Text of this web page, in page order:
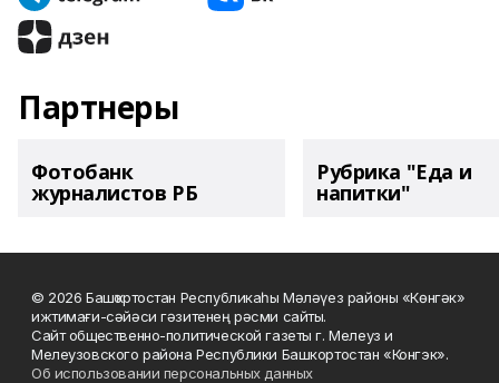
Партнеры
Фотобанк
журналистов РБ
Рубрика "Еда и
напитки"
© 2026 Башҡортостан Республикаһы Мәләүез районы «Көнгәк»
ижтимағи-сәйәси гәзитенең рәсми сайты.
Сайт общественно-политической газеты г. Мелеуз и
Мелеузовского района Республики Башкортостан «Конгэк».
Об использовании персональных данных